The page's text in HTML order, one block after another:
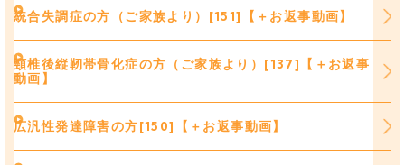
統合失調症の方（ご家族より）[151]【＋お返事動画】
頸椎後縦靭帯骨化症の方（ご家族より）[137]【＋お返事
動画】
広汎性発達障害の方[150]【＋お返事動画】